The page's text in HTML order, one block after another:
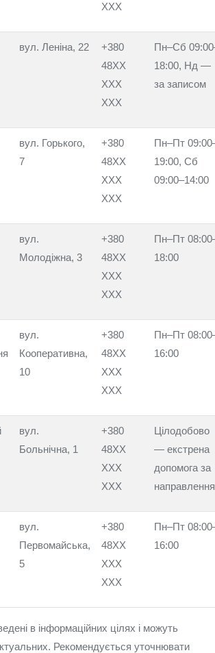
XXX
вул. Леніна, 22
+380
48XX
XXX
XXX
Пн–Сб
18:00, Нд —
за записом
вул. Горького,
7
+380
48XX
XXX
XXX
Пн–Пт
19:00, Сб
09:00–14:00
вул.
Молодіжна, 3
+380
48XX
XXX
XXX
Пн–Пт
18:00
вул.
Кооперативна,
10
+380
48XX
XXX
XXX
Пн–Пт
16:00
вул.
Больнічна, 1
+380
48XX
XXX
XXX
Цілодобово
— екстрена
допомога за
вул.
Первомайська,
5
+380
48XX
XXX
XXX
Пн–Пт
16:00
в інформаційних цілях і можуть
Рекомендується уточнювати